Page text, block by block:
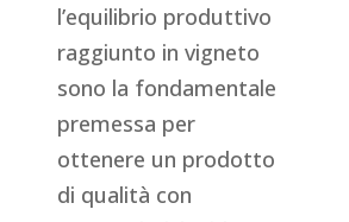
l’equilibrio produttivo
raggiunto in vigneto
sono la fondamentale
premessa per
ottenere un prodotto
di qualità con